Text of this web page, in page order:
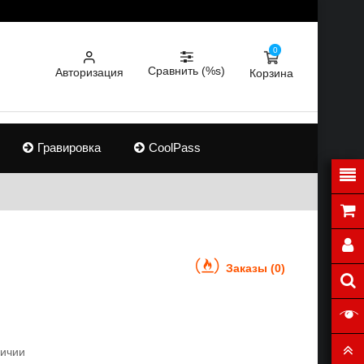
Авторизация Сравнить (%s) Корзина
0
Гравировка CoolPass
Заказы (0)